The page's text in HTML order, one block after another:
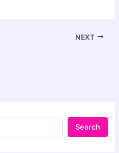
NEXT
Search